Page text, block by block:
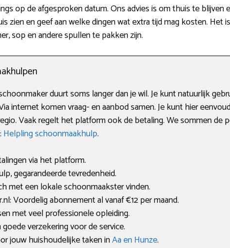
op de afgesproken datum. Ons advies is om thuis te blijven
zien en geef aan welke dingen wat extra tijd mag kosten. Het
sop en andere spullen te pakken zijn.
duurt soms langer dan je wil. Je kunt natuurlijk
internet komen vraag- en aanbod samen. Je kunt hier
Vaak regelt het platform ook de betaling. We sommen de
Helpling schoonmaakhulp.
via het platform.
gegarandeerde tevredenheid.
met een lokale schoonmaakster vinden.
Voordelig abonnement al vanaf €12 per maand.
met veel professionele opleiding.
verzekering voor de service.
jouw huishoudelijke taken inAa en Hunze.